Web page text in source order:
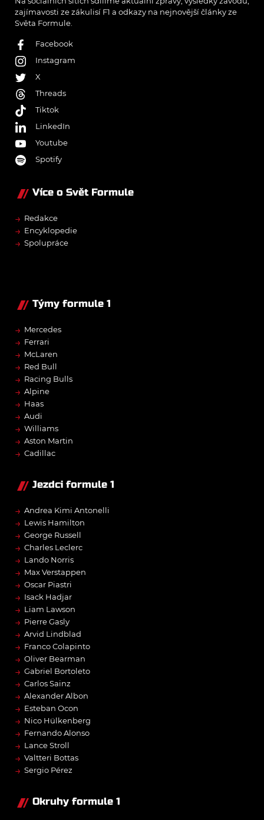
zajímavosti ze zákulisí F1 a odkazy na nejnovější články ze
Světa Formule.
Facebook
Instagram
X
Threads
Tiktok
LinkedIn
Youtube
Spotify
Více o Svět Formule
→ Redakce
→ Encyklopedie
→ Spolupráce
Týmy formule 1
→ Mercedes
→ Ferrari
→ McLaren
→ Red Bull
→ Racing Bulls
→ Alpine
→ Haas
→ Audi
→ Williams
→ Aston Martin
→ Cadillac
Jezdci formule 1
→ Andrea Kimi Antonelli
→ Lewis Hamilton
→ George Russell
→ Charles Leclerc
→ Lando Norris
→ Max Verstappen
→ Oscar Piastri
→ Isack Hadjar
→ Liam Lawson
→ Pierre Gasly
→ Arvid Lindblad
→ Franco Colapinto
→ Oliver Bearman
→ Gabriel Bortoleto
→ Carlos Sainz
→ Alexander Albon
→ Esteban Ocon
→ Nico Hülkenberg
→ Fernando Alonso
→ Lance Stroll
→ Valtteri Bottas
→ Sergio Pérez
Okruhy formule 1